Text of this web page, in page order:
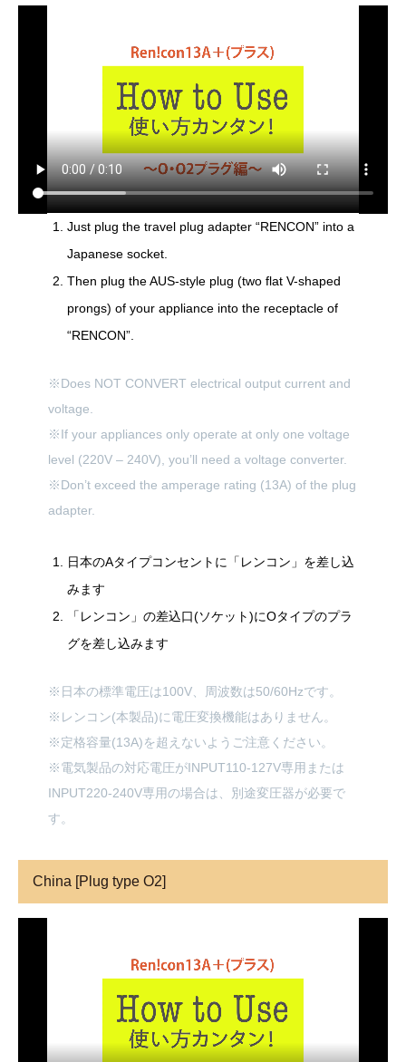
Just plug the travel plug adapter “RENCON” into a
Japanese socket.
Then plug the AUS-style plug (two flat V-shaped
prongs) of your appliance into the receptacle of
“RENCON”.
※Does NOT CONVERT electrical output current and
voltage.
※If your appliances only operate at only one voltage
level (220V – 240V), you’ll need a voltage converter.
※Don’t exceed the amperage rating (13A) of the plug
adapter.
日本のAタイプコンセントに「レンコン」を差し込
みます
「レンコン」の差込口(ソケット)にOタイプのプラ
グを差し込みます
※日本の標準電圧は100V、周波数は50/60Hzです。
※レンコン(本製品)に電圧変換機能はありません。
※定格容量(13A)を超えないようご注意ください。
※電気製品の対応電圧がINPUT110-127V専用または
INPUT220-240V専用の場合は、別途変圧器が必要で
す。
China [Plug type O2]